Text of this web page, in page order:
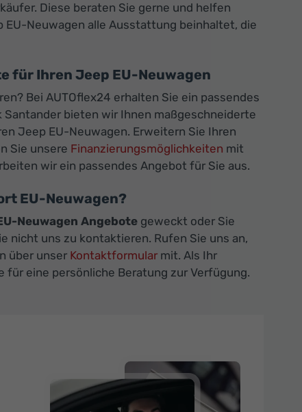
Diese beraten Sie gerne und helfen
EU-Neuwagen alle Ausstattung beinhaltet, die
für Ihren Jeep EU-Neuwagen
Bei AUTOflex24 erhalten Sie ein passendes
bieten wir Ihnen maßgeschneiderte
Jeep EU-Neuwagen. Erweitern Sie Ihren
Sie unsere Finanzierungsmöglichkeiten mit
wir ein passendes Angebot für Sie aus.
EU-Neuwagen?
Neuwagen Angebotegeweckt oder Sie
nicht uns zu kontaktieren. Rufen Sie uns an,
über unser Kontaktformularmit. Als Ihr
eine persönliche Beratung zur Verfügung.